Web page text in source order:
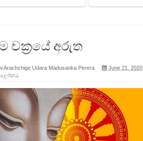
- ආයේ ලංවීලා ගීතයේ පද පෙළ
- ආල පුරන්නට ගීතයේ පද පෙළ
Warren
- අප හමුවී ගීතයේ පද පෙළ
පතිනියනේ ගීතයේ පද පෙළ
සර් ගීතයේ පද පෙළ
චක්‍රයේ අරුත
Arachchige Udara Madusanka Perera June 21, 2020
ලෝකය